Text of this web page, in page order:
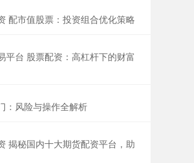
配市值股票：投资组合优化策略
平台 股票配资：高杠杆下的财富
：风险与操作全解析
揭秘国内十大期货配资平台，助